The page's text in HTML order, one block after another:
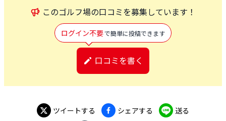
このゴルフ場の口コミを募集しています！
ログイン不要で簡単に投稿できます
口コミを書く
ツイートする シェアする
送る